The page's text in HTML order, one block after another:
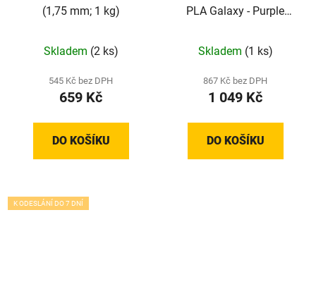
(1,75 mm; 1 kg)
Skladem (2 ks)
545 Kč bez DPH
659 Kč
DO KOŠÍKU
PLA Galaxy - Purple
Skladem (1 ks)
867 Kč bez DPH
1 049 Kč
DO KOŠÍKU
K ODESLÁNÍ DO 7 DNÍ